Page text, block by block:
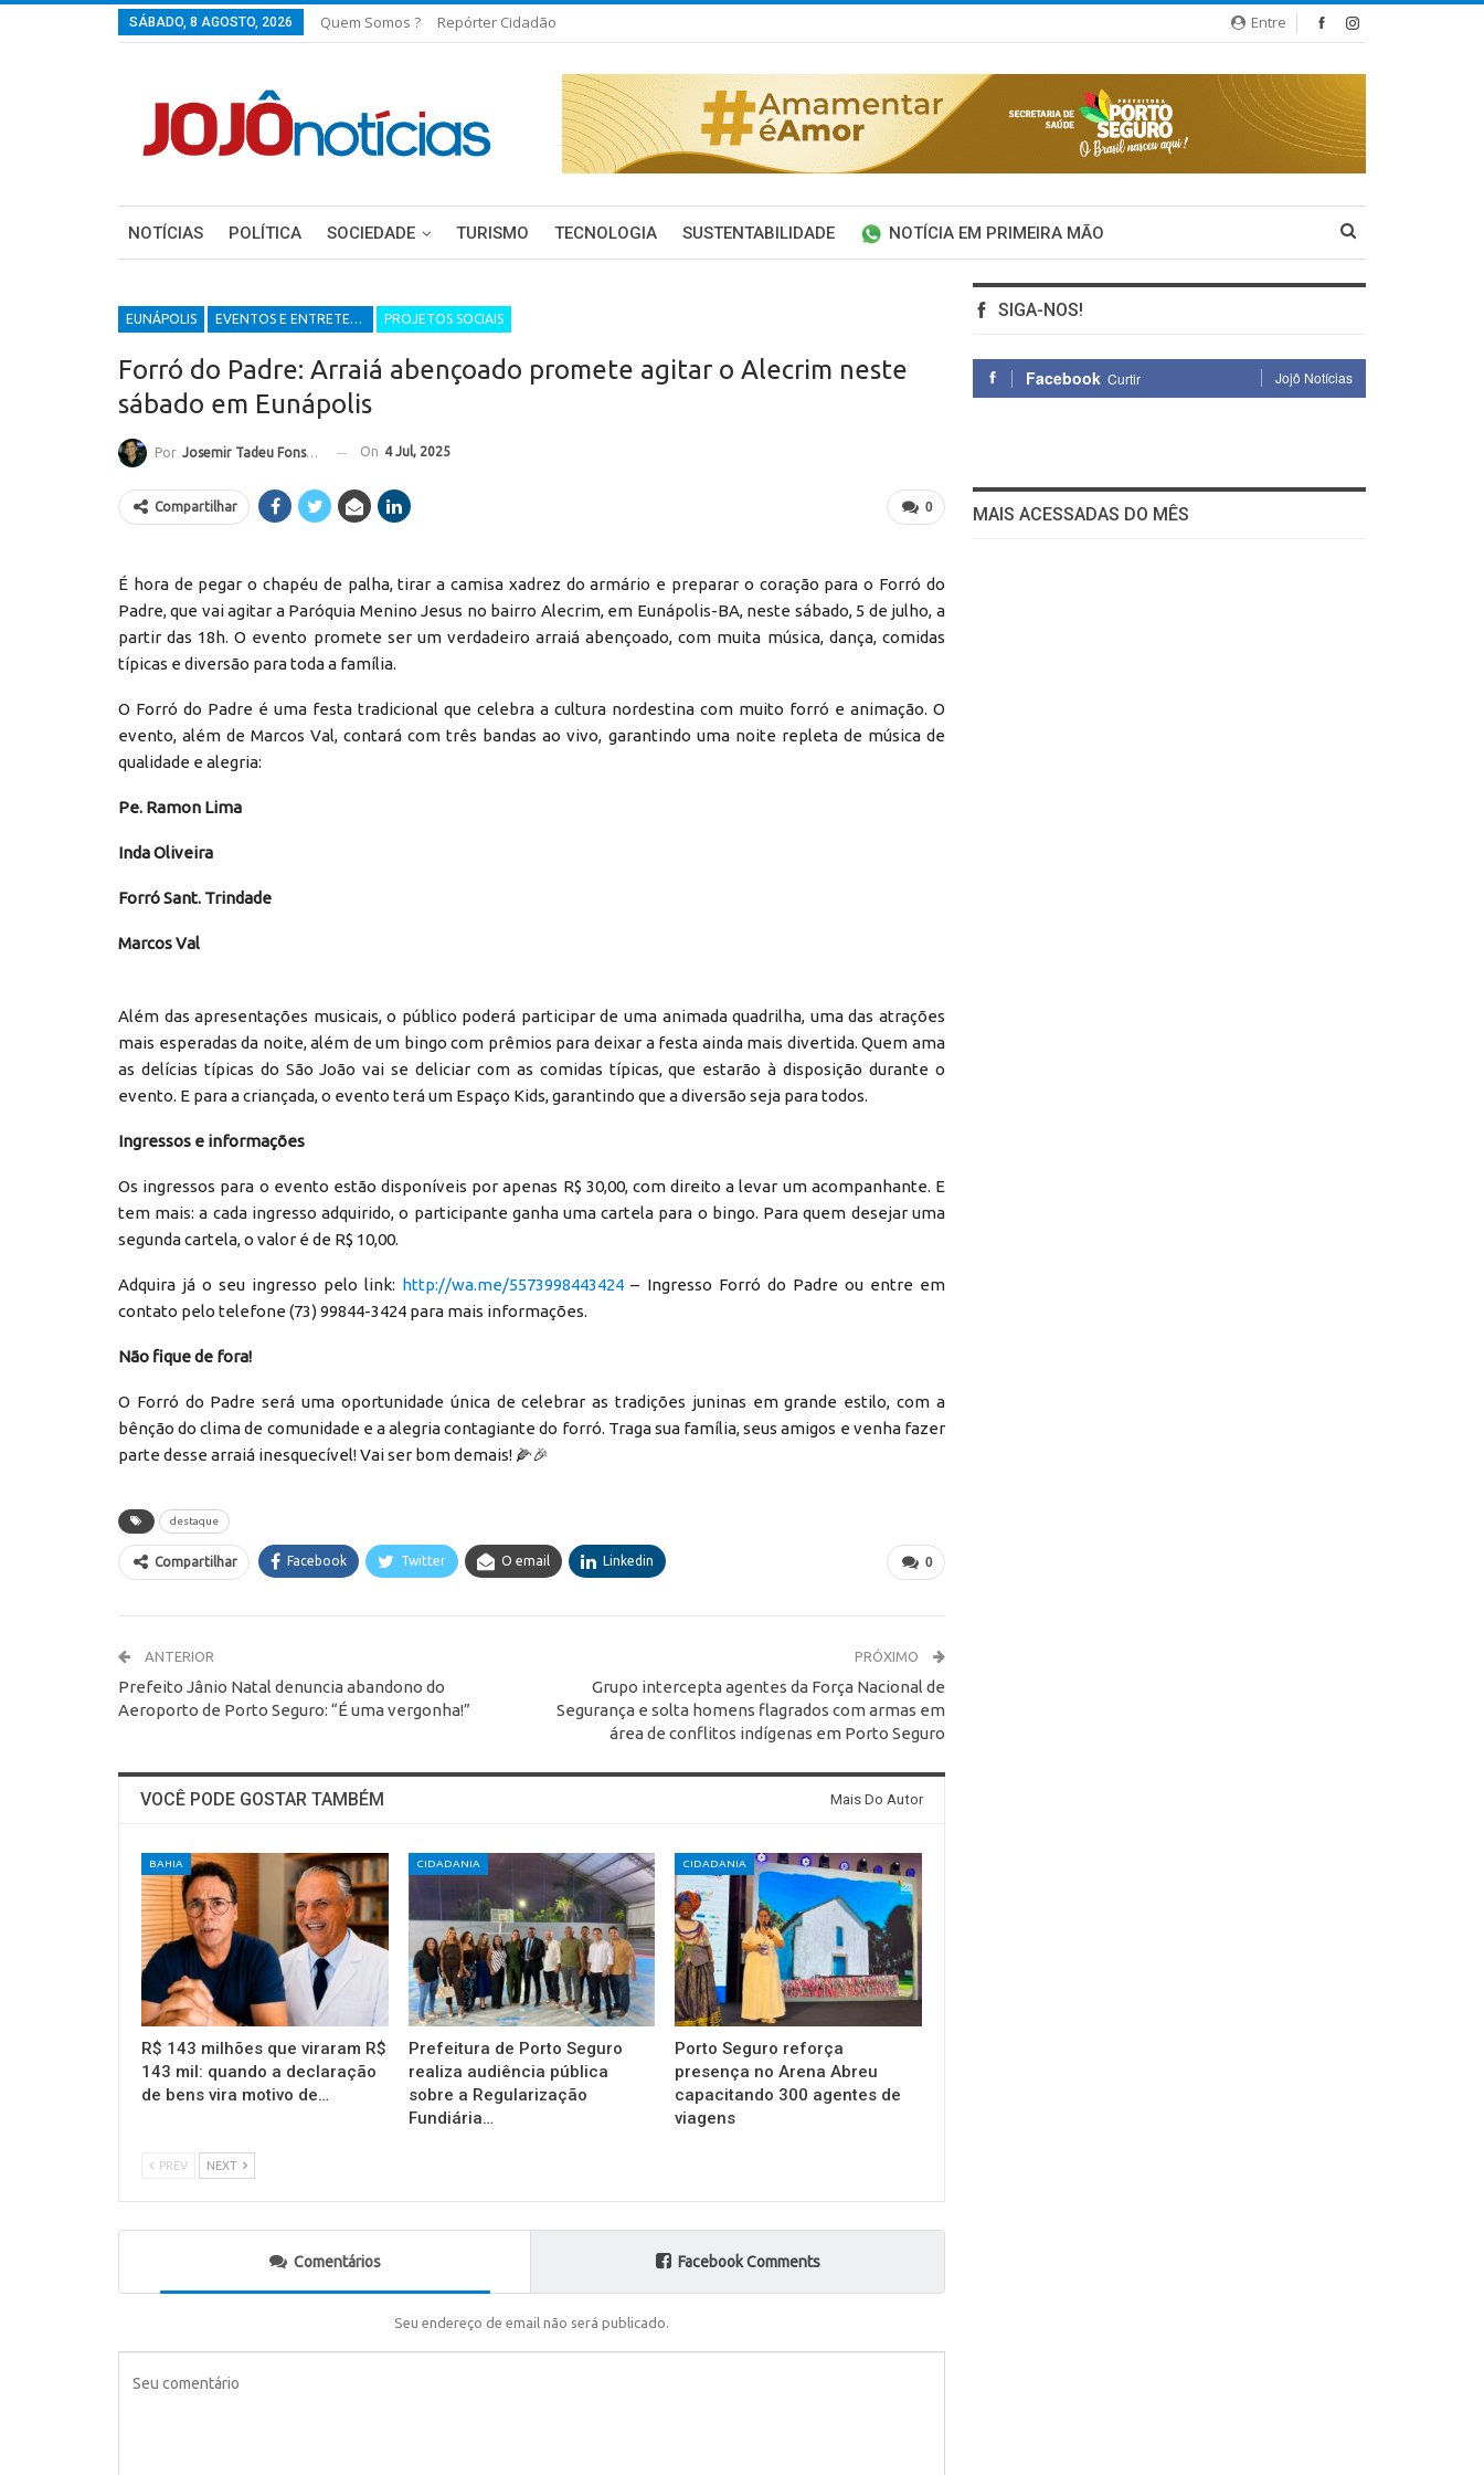
Entre
SÁBADO, 8 AGOSTO, 2026 Quem Somos ? Repórter Cidadão
NOTÍCIAS POLÍTICA SOCIEDADE TURISMO TECNOLOGIA SUSTENTABILIDADE NOTÍCIA EM PRIMEIRA MÃO
EUNÁPOLIS EVENTOS E ENTRETENIMENTOS PROJETOS SOCIAIS
Forró do Padre: Arraiá abençoado promete agitar o Alecrim neste
sábado em Eunápolis
Por Josemir Tadeu Fonseca On 4 Jul, 2025
0
Compartilhar
É hora de pegar o chapéu de palha, tirar a camisa xadrez do armário e preparar o coração para o Forró do
Padre, que vai agitar a Paróquia Menino Jesus no bairro Alecrim, em Eunápolis-BA, neste sábado, 5 de julho, a
partir das 18h. O evento promete ser um verdadeiro arraiá abençoado, com muita música, dança, comidas
típicas e diversão para toda a família.
O Forró do Padre é uma festa tradicional que celebra a cultura nordestina com muito forró e animação. O
evento, além de Marcos Val, contará com três bandas ao vivo, garantindo uma noite repleta de música de
qualidade e alegria:
Pe. Ramon Lima
Inda Oliveira
Forró Sant. Trindade
Marcos Val
Além das apresentações musicais, o público poderá participar de uma animada quadrilha, uma das atrações
mais esperadas da noite, além de um bingo com prêmios para deixar a festa ainda mais divertida. Quem ama
as delícias típicas do São João vai se deliciar com as comidas típicas, que estarão à disposição durante o
evento. E para a criançada, o evento terá um Espaço Kids, garantindo que a diversão seja para todos.
Ingressos e informações
Os ingressos para o evento estão disponíveis por apenas R$ 30,00, com direito a levar um acompanhante. E
tem mais: a cada ingresso adquirido, o participante ganha uma cartela para o bingo. Para quem desejar uma
segunda cartela, o valor é de R$ 10,00.
Adquira já o seu ingresso pelo link: http://wa.me/5573998443424 – Ingresso Forró do Padre ou entre em
contato pelo telefone (73) 99844-3424 para mais informações.
Não fique de fora!
O Forró do Padre será uma oportunidade única de celebrar as tradições juninas em grande estilo, com a
bênção do clima de comunidade e a alegria contagiante do forró. Traga sua família, seus amigos e venha fazer
parte desse arraiá inesquecível! Vai ser bom demais! 🌽🎉
destaque
0
Compartilhar Facebook Twitter O email Linkedin
ANTERIOR
Prefeito Jânio Natal denuncia abandono do
Aeroporto de Porto Seguro: “É uma vergonha!”
PRÓXIMO
Grupo intercepta agentes da Força Nacional de
Segurança e solta homens flagrados com armas em
área de conflitos indígenas em Porto Seguro
VOCÊ PODE GOSTAR TAMBÉM Mais Do Autor
BAHIA
R$ 143 milhões que viraram R$
143 mil: quando a declaração
de bens vira motivo de…
CIDADANIA
Prefeitura de Porto Seguro
realiza audiência pública
sobre a Regularização
Fundiária…
CIDADANIA
Porto Seguro reforça
presença no Arena Abreu
capacitando 300 agentes de
viagens
PREV NEXT
Comentários Facebook Comments
Seu endereço de email não será publicado.
SIGA-NOS!
Facebook Curtir Jojô Notícias
MAIS ACESSADAS DO MÊS